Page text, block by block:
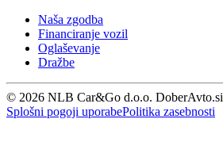
Naša zgodba
Financiranje vozil
Oglaševanje
Dražbe
© 2026 NLB Car&Go d.o.o. DoberAvto.si
Splošni pogoji uporabePolitika zasebnosti